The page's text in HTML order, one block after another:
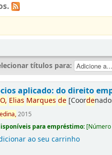
títulos para:
aplicado: do direito
Elias Marques de [Coorde
2015
para empréstimo: [
ao seu carrinho